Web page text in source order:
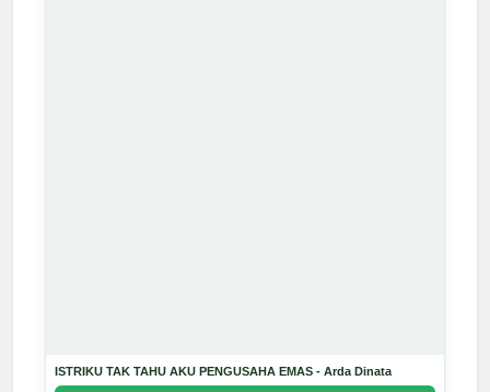
ISTRIKU TAK TAHU AKU PENGUSAHA EMAS - Arda Dinata